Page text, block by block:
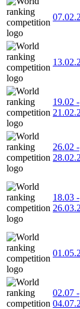
19.02 -
26.02 -
18.03 -
02.07 -